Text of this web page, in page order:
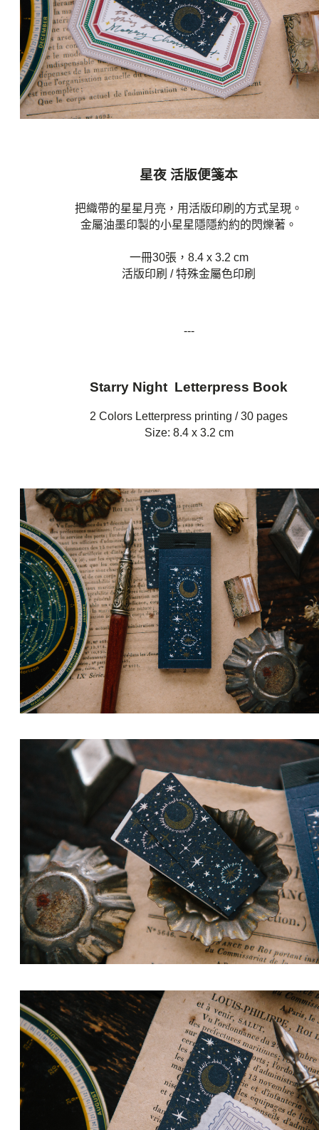
星夜 活版便箋本
把織帶的星星月亮，用活版印刷的方式呈現。
金屬油墨印製的小星星隱隱約約的閃爍著。
一冊30張，8.4 x 3.2 cm
活版印刷 / 特殊金屬色印刷
---
Starry Night Letterpress Book
2 Colors Letterpress printing / 30 pages
Size: 8.4x 3.2 cm